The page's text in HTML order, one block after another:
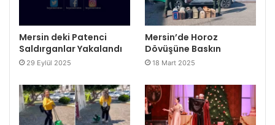
Mersin deki Patenci
Saldırganlar Yakalandı
29 Eylül 2025
Mersin’de Horoz
Dövüşüne Baskın
18 Mart 2025